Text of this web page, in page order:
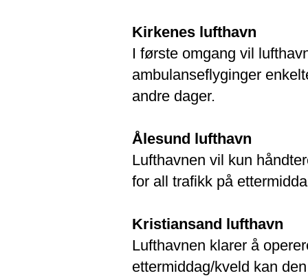
Kirkenes lufthavn
I første omgang vil
ambulanseflyginger
andre dager.
Ålesund lufthavn
Lufthavnen vil kun
for all trafikk på
Kristiansand lufthavn
Lufthavnen klarer å
ettermiddag/kveld kan